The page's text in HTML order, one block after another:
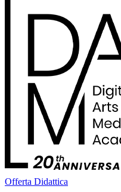
Offerta Didattica